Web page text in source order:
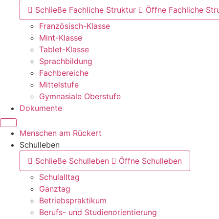
Schließe Fachliche Struktur
Öffne Fachliche
Französisch-Klasse
Mint-Klasse
Tablet-Klasse
Sprachbildung
Fachbereiche
Mittelstufe
Gymnasiale Oberstufe
Dokumente
Menschen am Rückert
Schulleben
Schließe Schulleben
Öffne Schulleben
Schulalltag
Ganztag
Betriebspraktikum
Berufs- und Studienorientierung